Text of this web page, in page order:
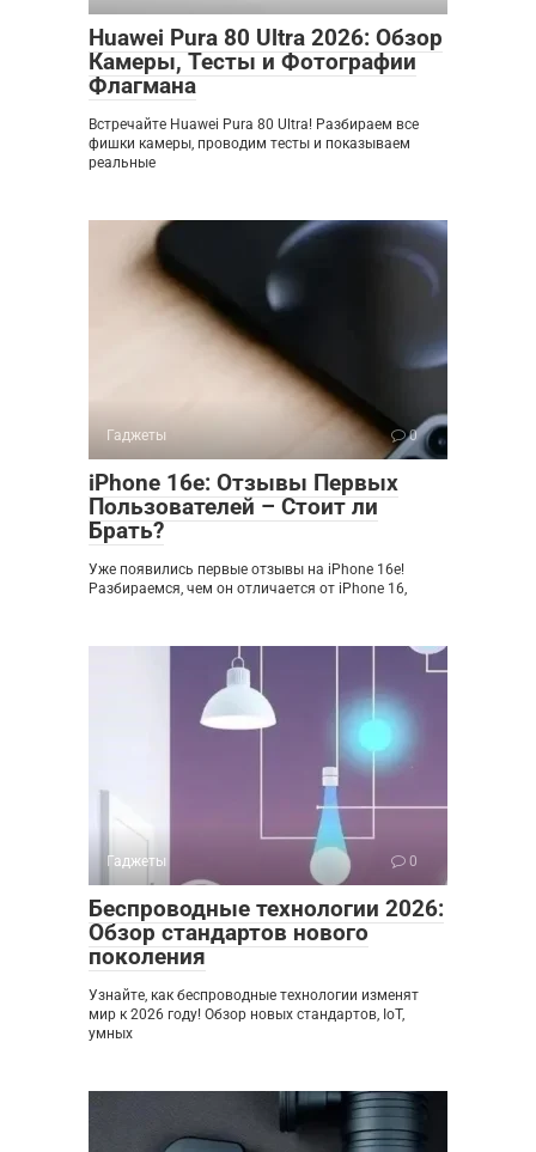
Huawei Pura 80 Ultra 2026: Обзор
Камеры, Тесты и Фотографии
Флагмана
Встречайте Huawei Pura 80 Ultra! Разбираем все
фишки камеры, проводим тесты и показываем
реальные
Гаджеты 0
iPhone 16e: Отзывы Первых
Пользователей – Стоит ли
Брать?
Уже появились первые отзывы на iPhone 16e!
Разбираемся, чем он отличается от iPhone 16,
Гаджеты 0
Беспроводные технологии 2026:
Обзор стандартов нового
поколения
Узнайте, как беспроводные технологии изменят
мир к 2026 году! Обзор новых стандартов, IoT,
умных